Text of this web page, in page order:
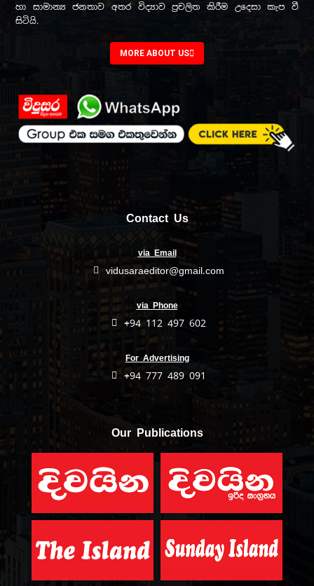
හා සාමාන්‍ය ජනතාව අතර විද්‍යාව ප්‍රචලිත කිරීම උදෙසා කැප වී
සිටියි.
MORE ABOUT US
Contact Us
via Email
vidusaraeditor@gmail.com
via Phone
+94 112 497 602
For Advertising
+94 777 489 091
Our Publications